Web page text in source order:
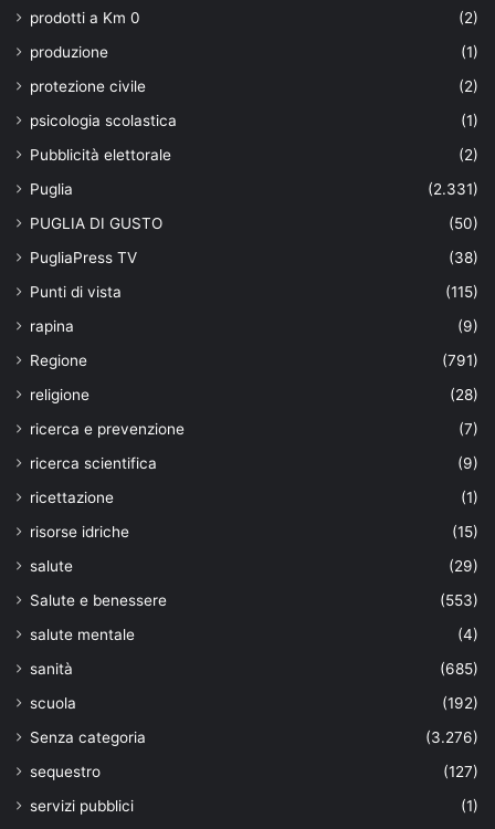
prodotti a Km 0
(2)
produzione
(1)
protezione civile
(2)
psicologia scolastica
(1)
Pubblicità elettorale
(2)
Puglia
(2.331)
PUGLIA DI GUSTO
(50)
PugliaPress TV
(38)
Punti di vista
(115)
rapina
(9)
Regione
(791)
religione
(28)
ricerca e prevenzione
(7)
ricerca scientifica
(9)
ricettazione
(1)
risorse idriche
(15)
salute
(29)
Salute e benessere
(553)
salute mentale
(4)
sanità
(685)
scuola
(192)
Senza categoria
(3.276)
sequestro
(127)
servizi pubblici
(1)